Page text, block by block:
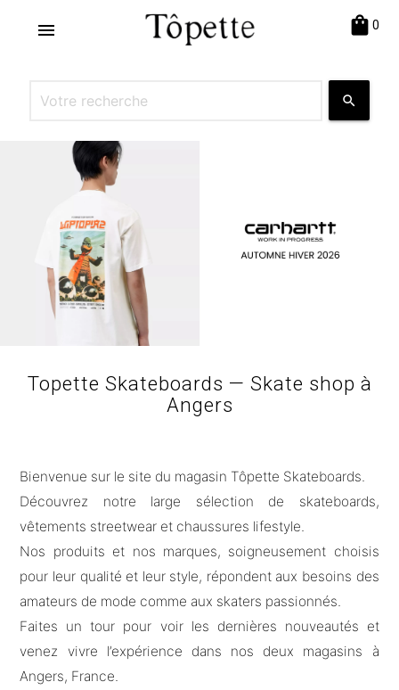
menu shopping_bag 0
search
Topette Skateboards — Skate shop à
Angers
Bienvenue sur le site du magasin Tôpette Skateboards.
Découvrez notre large sélection de skateboards,
vêtements streetwear et chaussures lifestyle.
Nos produits et nos marques, soigneusement choisis
pour leur qualité et leur style, répondent aux besoins des
amateurs de mode comme aux skaters passionnés.
Faites un tour pour voir les dernières nouveautés et
venez vivre l’expérience dans nos deux magasins à
Angers, France.